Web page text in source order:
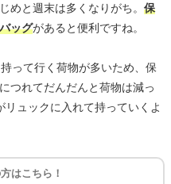
めと週末は多くなりがち。 保
ッグがあると便利ですね。
って行く荷物が多いため、保
つれてだんだんと荷物は減っ
ュックに入れて持っていくよ
はこちら！